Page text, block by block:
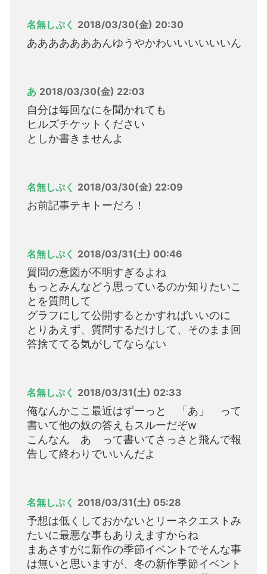
名無しぷく 2018/03/30(金) 20:30
あああああああんゆうやかわいいいいいいん
あ 2018/03/30(金) 22:03
自分は毎回なにを聞かれても
ヒルズチケットください
としか書きませんよ
名無しぷく 2018/03/30(金) 22:09
お前記事テキトーだろ！
名無しぷく 2018/03/31(土) 00:46
質問の意図が不明すぎるよね
もっとみんなどう思っているのか知りたいこ
とを質問して
グラフにして公開するとかすればいいのに
とりあえず、質問するだけして、そのまま回
答捨ててる気がしてならない
名無しぷく 2018/03/31(土) 02:33
俺なんかここ最近はずーっと 「あ」 って
書いて他の奴の答えもスルーだぞw
こんなん あ って書いてさっさと飛んで報
告して終わりでいいんだよ
名無しぷく 2018/03/31(土) 05:28
予想は低くしておかないとリーネクエストみ
たいに最悪な事もありえますからね
まあさすがに新作の季節イベントでそんな事
は無いと思いますが、冬の新作季節イベント